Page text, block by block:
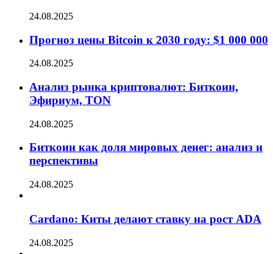
24.08.2025
Прогноз цены Bitcoin к 2030 году: $1 000 000
24.08.2025
Анализ рынка криптовалют: Биткоин,
Эфириум, TON
24.08.2025
Биткоин как доля мировых денег: анализ и
перспективы
24.08.2025
Cardano: Киты делают ставку на рост ADA
24.08.2025